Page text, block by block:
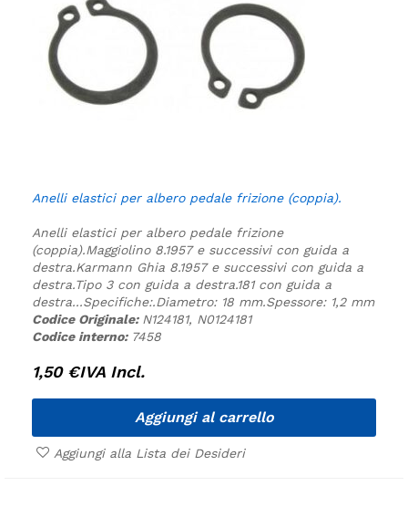
Anelli elastici per albero pedale frizione (coppia).
Anelli elastici per albero pedale frizione
(coppia).Maggiolino 8.1957 e successivi con guida a
destra.Karmann Ghia 8.1957 e successivi con guida a
destra.Tipo 3 con guida a destra.181 con guida a
destra...Specifiche:.Diametro: 18 mm.Spessore: 1,2 mm
Codice Originale: N124181, N0124181
Codice interno: 7458
1,50 €IVA Incl.
Aggiungi al carrello
Aggiungi alla Lista dei Desideri